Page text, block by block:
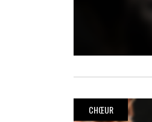
CHŒUR